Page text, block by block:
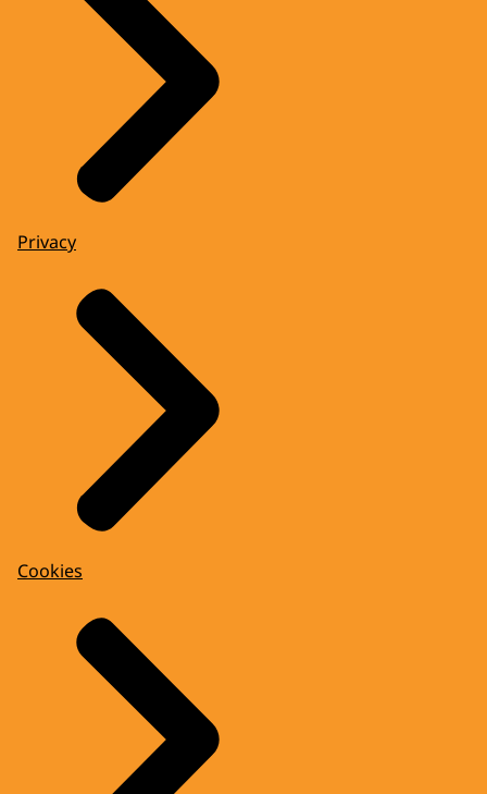
Privacy
Cookies